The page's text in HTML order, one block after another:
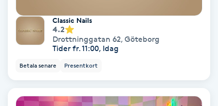
Pigmentbehandling
Pigmentfläckar
Powder brows
Classic Nails
4.2
Drottninggatan 62, Göteborg
Tider fr. 11:00, Idag
Betala senare Presentkort